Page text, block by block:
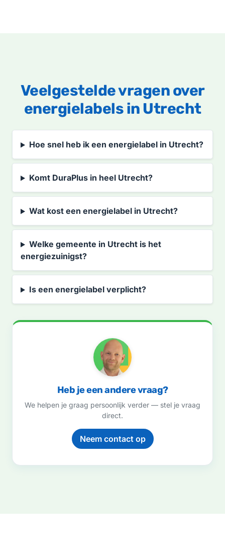
Veelgestelde vragen over
energielabels in Utrecht
Hoe snel heb ik een energielabel in Utrecht?
Komt DuraPlus in heel Utrecht?
Wat kost een energielabel in Utrecht?
Welke gemeente in Utrecht is het
energiezuinigst?
Is een energielabel verplicht?
Heb je een andere vraag?
We helpen je graag persoonlijk verder — stel je vraag
direct.
Neem contact op